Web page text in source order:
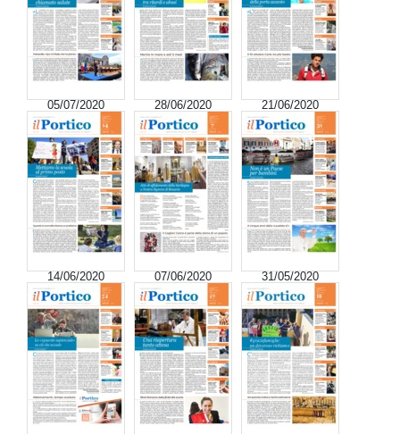
05/07/2020 28/06/2020 21/06/2020
14/06/2020 07/06/2020 31/05/2020